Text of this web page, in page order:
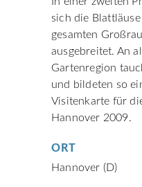
sich die
gesamten
ausgebreitet. An
Gartenregion
und bildeten so
Visitenkarte für
Hannover 2009.
ORT
Hannover (D)